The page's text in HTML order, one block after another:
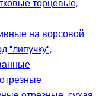
торцевые,
на ворсовой
"липучку",